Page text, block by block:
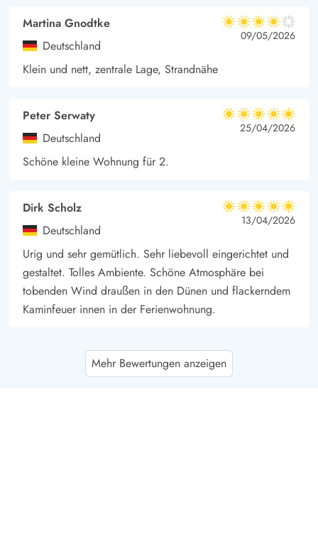
Martina Gnodtke
Deutschland
4 von 5
4 von 5
4 out of 5
09/05/2026
Klein und nett, zentrale Lage, Strandnähe
Peter Serwaty
Deutschland
5 von 5
5 von 5
5 out of 5
25/04/2026
Schöne kleine Wohnung für 2.
Dirk Scholz
Deutschland
5 von 5
5 von 5
5 out of 5
13/04/2026
Urig und sehr gemütlich. Sehr liebevoll eingerichtet und
gestaltet. Tolles Ambiente. Schöne Atmosphäre bei
tobenden Wind draußen in den Dünen und flackerndem
Kaminfeuer innen in der Ferienwohnung.
Deutschland
5 von 5
5 out of 5
Mehr Bewertungen anzeigen